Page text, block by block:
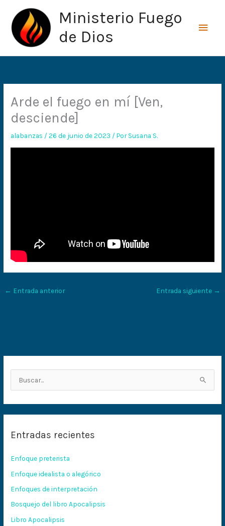
contenido
Ministerio Fuego
de Dios
Arde el fuego en mí [Ven,
desciende]
alabanzas /26 de junio de 2023 / PorSusana S.
← Entrada anterior Entrada siguiente →
a
p
o
r
:
Entradas recientes
Enfoque preterista
Enfoque idealista o alegórico
Enfoques de interpretación
Bosquejo del libro Apocalipsis
Libro Apocalipsis